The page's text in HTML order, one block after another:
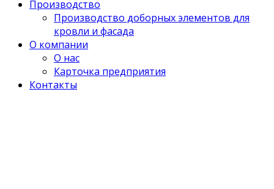
Производство
Производство доборных элементов для
кровли и фасада
О компании
О нас
Карточка предприятия
Контакты